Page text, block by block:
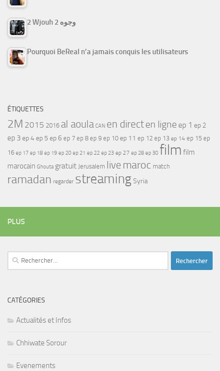
2 Wjouh 2 وجوه
Pourquoi BeReal n’a jamais conquis les utilisateurs
ÉTIQUETTES
2M 2015 2016 al aoula CAN en directen ligne ep 1 ep 2
ep 3ep 4ep 5 ep 6 ep 7 ep 8 ep 9 ep 10 ep 11 ep 12 ep 13 ep 14 ep 15 ep
16 ep 17 ep 18 ep 19 ep 20 ep 21 ep 22 ep 23 ep 27 ep 28 ep 30 film film
marocain Ghouta gratuit Jerusalem live maroc match
ramadan regarder streamingSyria
PLUS
Rechercher :
CATÉGORIES
Actualités et Infos
Chhiwate Sorour
Evenements